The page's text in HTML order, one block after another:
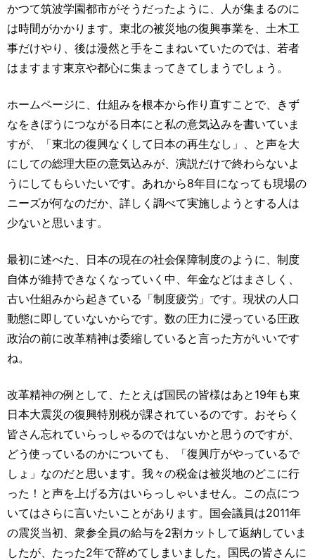
かつて筑波学園都市がそうだったように、人が集まるのに
は時間がかかります。東北の被災地の復興事業を、土木工
事だけやり、後は漫然と手をこまねいていたのでは、若者
はますます東京や都心に集まってきてしまうでしょう。
ホームページに、仕組みを根本から作り直すことで、きず
なをきぼうにつながる日本にと私の意気込みを書いていま
すが、「東北の復興なくして日本の再生なし」、と声を大
にしての総理大臣の意気込みが、演説だけで終わらないよ
うにしてもらいたいです。あれから8年目になっても現場の
ニーズが何なのだか、詳しく調べて実施しようとする人は
少ないと思います。
最初に述べた、日本の現在の社会保障制度のように、制度
自体が維持できなくなっていく中、年金などはまさしく、
古い仕組みから起きている「制度疲労」です。現状の人口
動態に即していないからです。数の圧力に浸っている圧政
政治の前に改革精神は委縮していると言った方がいいです
ね。
改革精神の例として、たとえば国民の皆様はあと19年も東
日本大震災の復興特別税が課されているのです。おそらく
皆さん忘れていらっしゃるのではないかと思うのですが、
どう使っているのかについても、「復興庁がやっているで
しょ」なのだと思います。我々の税金は被災地のどこに行
った！と声を上げる方はいらっしゃいません。この点につ
いてはさらに言いたいことがあります。国会議員は2011年
の震災当初、衆参全員の給与を2割カットして返納していま
したが、たった2年で辞めてしまいました。国民の皆さんに